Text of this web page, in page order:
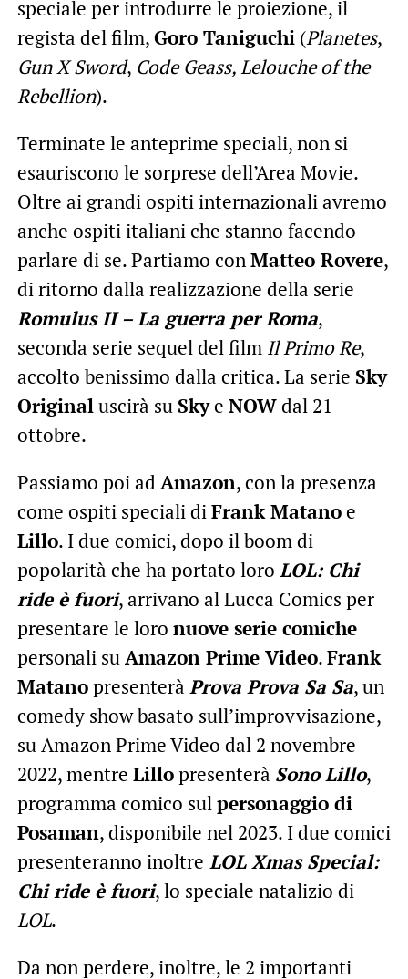
speciale per introdurre le proiezione, il
regista del film,Goro Taniguchi(Planetes,
Gun X Sword, Code Geass, Lelouche of the
Rebellion).
Terminate le anteprime speciali, non si
esauriscono le sorprese dell’Area Movie.
Oltre ai grandi ospiti internazionali avremo
anche ospiti italiani che stanno facendo
parlare di se. Partiamo conMatteo Rovere,
di ritorno dalla realizzazione della serie
Romulus II – La guerra per Roma,
seconda serie sequel del film Il Primo Re,
accolto benissimo dalla critica. La serie Sky
Originaluscirà su Skye NOWdal 21
ottobre.
Passiamo poi ad Amazon, con la presenza
come ospiti speciali diFrank Matanoe
Lillo. I due comici, dopo il boom di
popolarità che ha portato loro LOL: Chi
ride è fuori, arrivano al Lucca Comics per
presentare le loro nuove serie comiche
personali suAmazon Prime Video.Frank
Matanopresenterà Prova Prova Sa Sa, un
comedy show basato sull’improvvisazione,
su Amazon Prime Video dal 2 novembre
2022, mentre Lillopresenterà Sono Lillo,
programma comico sulpersonaggio di
Posaman, disponibile nel 2023. I due comici
presenteranno inoltre LOL Xmas Special:
Chi ride è fuori, lo speciale natalizio di
LOL.
Da non perdere, inoltre, le 2 importanti